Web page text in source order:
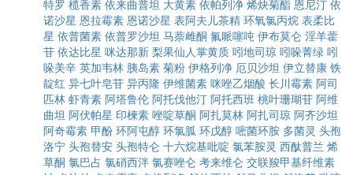
特罗 榄香素 依来曲普坦 大黄素 依帕列净 烯炔菊酯 恩尼汀 依
诺沙星 恩拉霉素 恩诺沙星 表阿夫儿茶精 环氧氯丙烷 表柔比
星 依普菌素 依普罗沙坦 马萘雌酮 氟哌噻吨 伊布莫仑 淫羊藿
苷 依达比星 咪达那新 梨果仙人掌黄质 吲地司琼 吲哚菁绿 吲
哚美辛 英加韦林 胰岛素 菊粉 伊格列净 厄贝沙坦 伊立替康 铁
靛红 异七叶皂苷 异丙隆 伊维菌素 咪唑乙烟酸 长川霉素 阿司
匹林 虾青素 阿塔鲁伦 阿托伐他汀 阿托西班 桃叶珊瑚苷 阿维
曲坦 阿伏帕星 印楝素 唑啶草酮 阿扎莫林 阿扎司琼 阿齐沙坦
阿奇霉素 甲酚 环阿屯醇 环氯胍 环戊醇 嘧菌环胺 多菌灵 头孢
洛宁 头孢替安 头孢特仑 十六烷基吡啶 氯苯胺灵 西酞普兰 烯
草酮 氯巴占 氯硝西泮 氯赛唑仑 考来维仑 交联羧甲基纤维素